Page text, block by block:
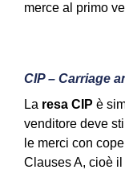
merce al primo
CIP – Carriage
La resa CIP è
venditore deve
le merci con
Clauses A, cioè